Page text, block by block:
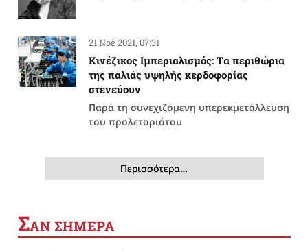
21 Νοέ 2021, 07:31
Κινέζικος Ιμπεριαλισμός: Tα περιθώρια
της παλιάς υψηλής κερδοφορίας
στενεύουν
Παρά τη συνεχιζόμενη υπερεκμετάλλευση
του προλεταριάτου
Περισσότερα…
ΣΑΝ ΣΗΜΕΡΑ